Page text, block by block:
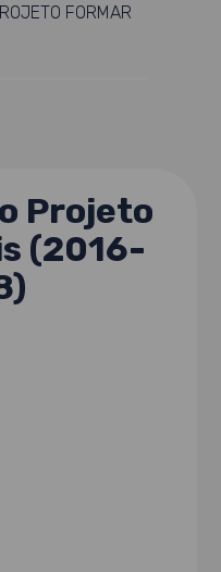
FORMAR
Projeto
(2016-